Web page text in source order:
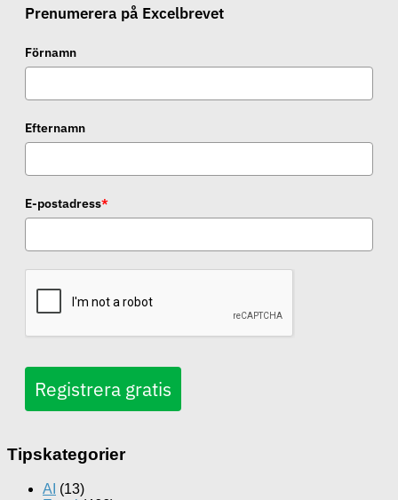
Prenumerera på Excelbrevet
Förnamn
Efternamn
E-postadress*
Registrera gratis
Tipskategorier
AI (13)